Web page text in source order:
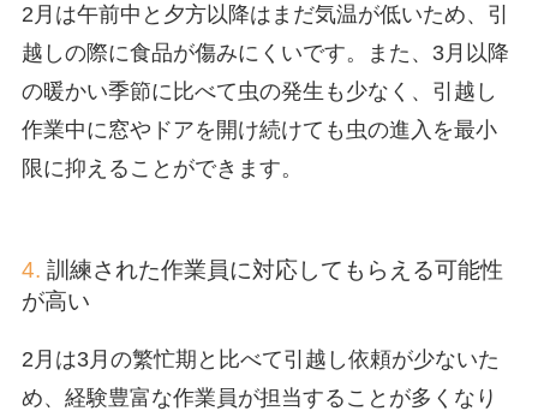
2月は午前中と夕方以降はまだ気温が低いため、引
越しの際に食品が傷みにくいです。また、3月以降
の暖かい季節に比べて虫の発生も少なく、引越し
作業中に窓やドアを開け続けても虫の進入を最小
限に抑えることができます。
4. 訓練された作業員に対応してもらえる可能性
が高い
2月は3月の繁忙期と比べて引越し依頼が少ないた
め、経験豊富な作業員が担当することが多くなり